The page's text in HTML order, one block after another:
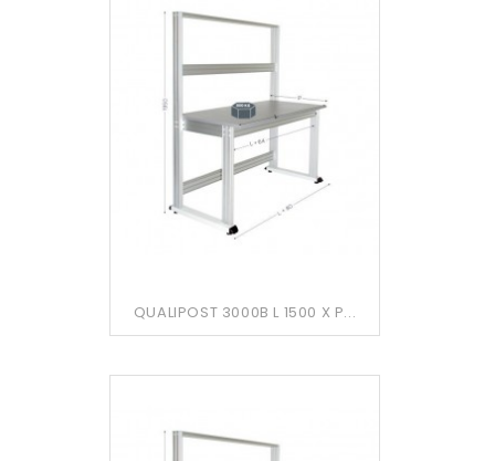
QUALIPOST 3000B L 1500 X P...